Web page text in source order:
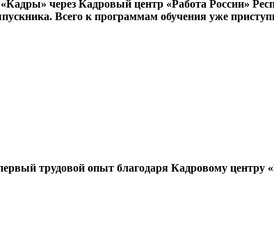
через Кадровый центр «Работа России»
Всего к программам обучения уже
трудовой опыт благодаря Кадровому центру